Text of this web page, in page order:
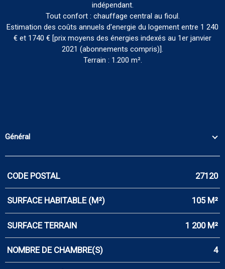
indépendant.
Tout confort : chauffage central au fioul.
Estimation des coûts annuels d'energie du logement entre 1 240
€ et 1740 € [prix moyens des énergies indexés au 1er janvier
2021 (abonnements compris)].
Terrain : 1.200 m².
Général
Caractérisque Valeurs
CODE POSTAL 27120
SURFACE HABITABLE (M²) 105 M²
SURFACE TERRAIN 1 200 M²
NOMBRE DE CHAMBRE(S) 4